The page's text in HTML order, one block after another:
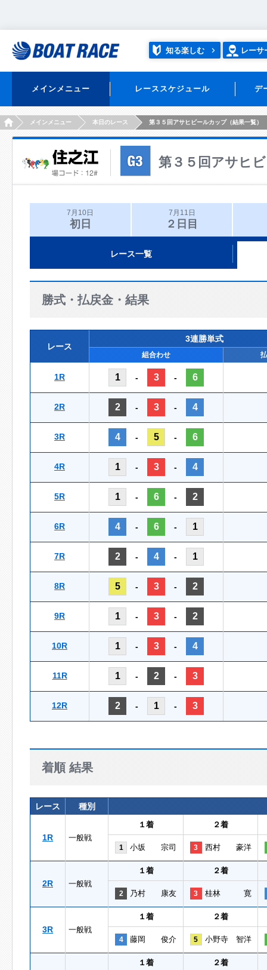
知る楽しむ レーサ
メインメニュー レーススケジュール デ
HOMEメインメニュー 本日のレース 第３５回アサヒビールカップ（結果一覧）
第３５回アサヒ
7月10日
初日
7月11日
２日目
レース一覧
勝式・払戻金・結果
レース
3連勝単式
組合わせ
1R 1 - 3 - 6
2R 2 - 3 - 4
3R 4 - 5 - 6
4R 1 - 3 - 4
5R 1 - 6 - 2
6R 4 - 6 - 1
7R 2 - 4 - 1
8R 5 - 3 - 2
9R 1 - 3 - 2
10R 1 - 3 - 4
11R 1 - 2 - 3
12R 2 - 1 - 3
着順 結果
レース 種別
1R 一般戦
１着 ２着
1 小坂 宗司 3 西村 豪洋
2R 一般戦
１着 ２着
2 乃村 康友 3 桂林 寛
3R 一般戦
１着 ２着
4 藤岡 俊介 5 小野寺 智洋
１着 ２着